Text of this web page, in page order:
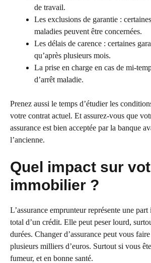
de travail.
Les exclusions de garantie :
maladies peuvent être concernées.
Les délais de carence : certaines
qu’après plusieurs mois.
La prise en charge en cas de mi-
d’arrêt maladie.
Prenez aussi le temps d’étudier les
votre contrat actuel. Et assurez-vous que
assurance est bien acceptée par la banque
l’ancienne.
Quel impact sur
immobilier ?
L’assurance emprunteur représente une
total d’un crédit. Elle peut peser lourd,
durées. Changer d’assurance peut vous
plusieurs milliers d’euros. Surtout si vous
fumeur, et en bonne santé.